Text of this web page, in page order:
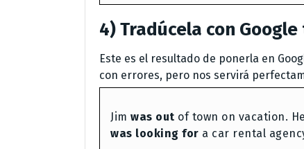
4) Tradúcela con
Este es el resultado de ponerla en
con errores, pero nos servirá
Jim was out of town on vacation. He
was looking for a car rental